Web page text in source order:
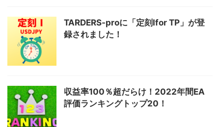
TARDERS-proに「定刻Ⅰfor TP」が登
録されました！
収益率100％超だらけ！2022年間EA
評価ランキングトップ20！